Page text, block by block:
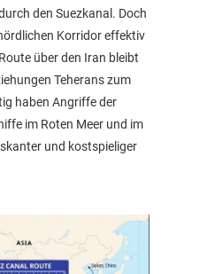
den Suezkanal. Doch
Korridor effektiv
über den Iran bleibt
Teherans zum
haben Angriffe der
im Roten Meer und im
und kostspieliger